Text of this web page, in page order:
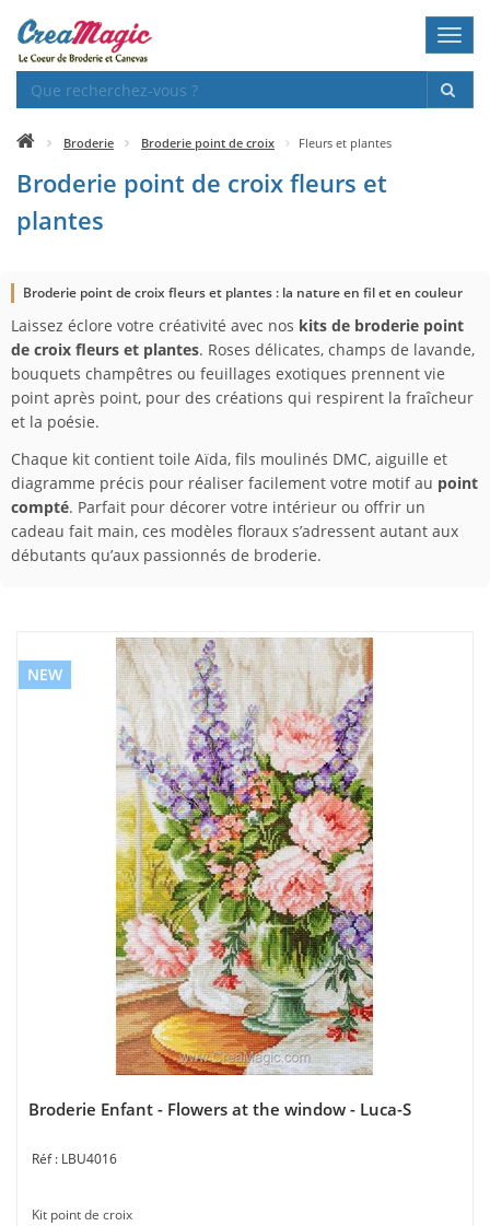
Broderie Broderie point de croix Fleurs et plantes
Broderie point de croix fleurs et
plantes
Broderie point de croix fleurs et plantes : la nature en fil et en couleur
Laissez éclore votre créativité avec nos kits de broderie point
de croix fleurs et plantes. Roses délicates, champs de lavande,
bouquets champêtres ou feuillages exotiques prennent vie
point après point, pour des créations qui respirent la fraîcheur
et la poésie.
Chaque kit contient toile Aïda, fils moulinés DMC, aiguille et
diagramme précis pour réaliser facilement votre motif au point
compté. Parfait pour décorer votre intérieur ou offrir un
cadeau fait main, ces modèles floraux s’adressent autant aux
débutants qu’aux passionnés de broderie.
NEW
Broderie Enfant - Flowers at the window - Luca-S
LBU4016
Kit point de croix